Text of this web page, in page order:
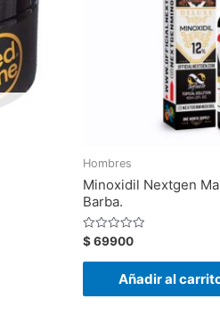
Hombres
Minoxidil Nextgen
Barba.
Valorado
con
0
$69900
Añadir al